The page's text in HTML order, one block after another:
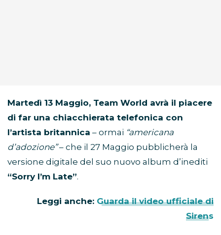
Martedì 13 Maggio, Team World avrà il piacere
di far una chiacchierata telefonica con
l’artista britannica – ormai “americana
d’adozione”– che il 27 Maggio pubblicherà la
versione digitale del suo nuovo album d’inediti
“Sorry I’m Late”.
Leggi anche: Guarda il video ufficiale di
Sirens